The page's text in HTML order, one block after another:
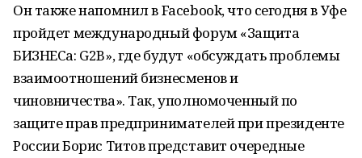
Он также напомнил в Facebook, что сегодня в Уфе
пройдет международный форум «Защита
БИЗНЕСа: G2B», где будут «обсуждать проблемы
взаимоотношений бизнесменов и
чиновничества». Так, уполномоченный по
защите прав предпринимателей при президенте
России Борис Титов представит очередные